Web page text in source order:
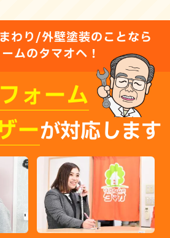
わり/外壁塗装のことなら
ムのタマオへ！
ォーム
ーが対応します